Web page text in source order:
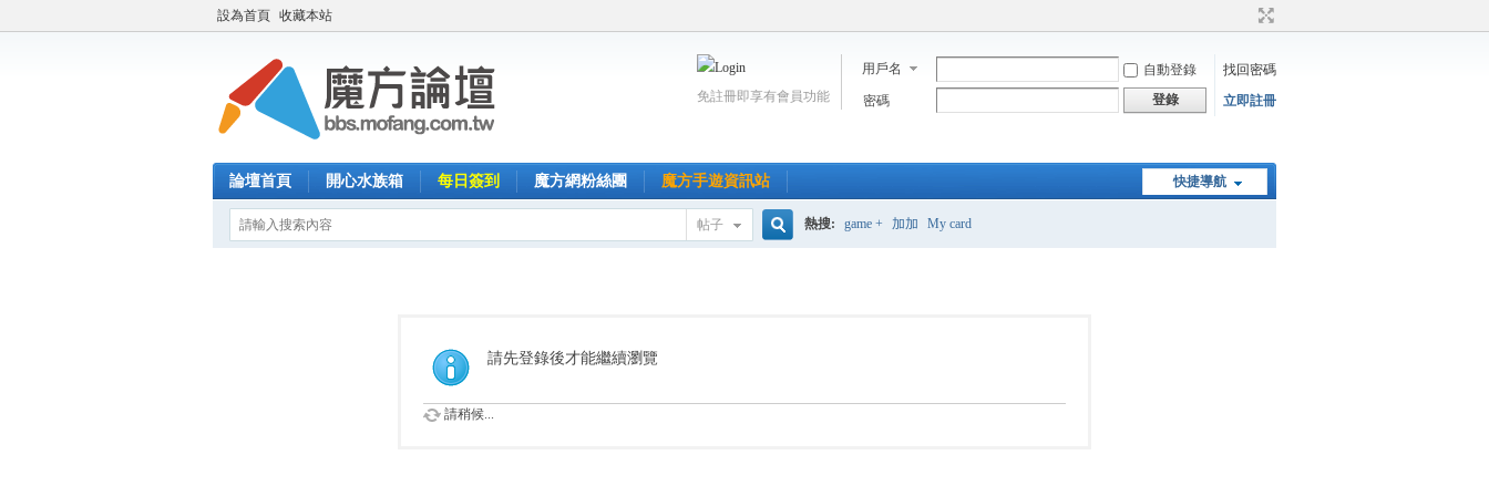
設為首頁 收藏本站
用戶名 自動登錄
找回密碼
密碼
登錄 立即註冊
免註冊即享有會員功能
快捷導航
論壇首頁 開心水族箱 每日簽到 魔方網粉絲團 魔方手遊資訊站
帖子 熱搜: game + 加加 My card
請先登錄後才能繼續瀏覽
請稍候...